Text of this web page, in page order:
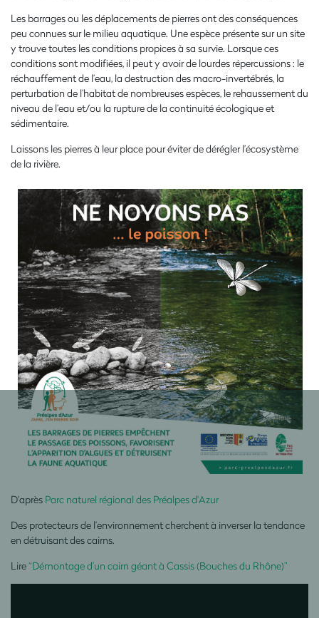
Les barrages ou les déplacements de pierres ont des conséquences
peu connues sur le milieu aquatique. Une espèce présente sur un site
y trouve toutes les conditions propices à sa survie. Lorsque ces
conditions sont modifiées, il peut y avoir de lourdes répercussions : le
réchauffement de l’eau, la destruction des macro-invertébrés, la
perturbation de l’habitat de nombreuses espèces, le rehaussement du
niveau de l’eau et/ou la rupture de la continuité écologique et
sédimentaire.
Laissons les pierres à leur place pour éviter de dérégler l’écosystème
de la rivière.
D'après Parc naturel régional des Préalpes d'Azur
Des protecteurs de l’environnement cherchent à inverser la tendance
en détruisant des cairns.
Lire“Démontage d’un cairn géant à Cassis (Bouches du Rhône)”